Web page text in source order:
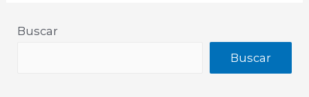
Buscar
Buscar